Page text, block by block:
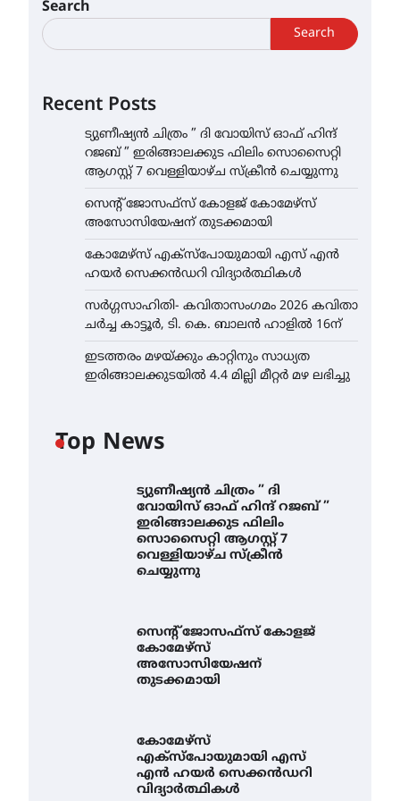
Search
Search
Recent Posts
ട്യുണീഷ്യൻ ചിത്രം ” ദി വോയിസ് ഓഫ് ഹിന്ദ്
റജബ് ” ഇരിങ്ങാലക്കുട ഫിലിം സൊസൈറ്റി
ആഗസ്റ്റ് 7 വെള്ളിയാഴ്ച സ്‌ക്രീൻ ചെയ്യുന്നു
സെന്റ് ജോസഫ്സ് കോളജ് കോമേഴ്‌സ്
അസോസിയേഷന് തുടക്കമായി
കോമേഴ്സ് എക്സ്പോയുമായി എസ് എൻ
ഹയർ സെക്കൻഡറി വിദ്യാർത്ഥികൾ
സർഗ്ഗസാഹിതി- കവിതാസംഗമം 2026 കവിതാ
ചർച്ച കാട്ടൂർ, ടി. കെ. ബാലൻ ഹാളിൽ 16ന്
ഇടത്തരം മഴയ്ക്കും കാറ്റിനും സാധ്യത
ഇരിങ്ങാലക്കുടയിൽ 4.4 മില്ലി മീറ്റർ മഴ ലഭിച്ചു
Top News
ട്യുണീഷ്യൻ ചിത്രം ” ദി
വോയിസ് ഓഫ് ഹിന്ദ് റജബ് ”
ഇരിങ്ങാലക്കുട ഫിലിം
സൊസൈറ്റി ആഗസ്റ്റ് 7
വെള്ളിയാഴ്ച സ്‌ക്രീൻ
ചെയ്യുന്നു
സെന്റ് ജോസഫ്സ് കോളജ്
കോമേഴ്‌സ്
അസോസിയേഷന്
തുടക്കമായി
കോമേഴ്സ്
എക്സ്പോയുമായി എസ്
എൻ ഹയർ സെക്കൻഡറി
വിദ്യാർത്ഥികൾ